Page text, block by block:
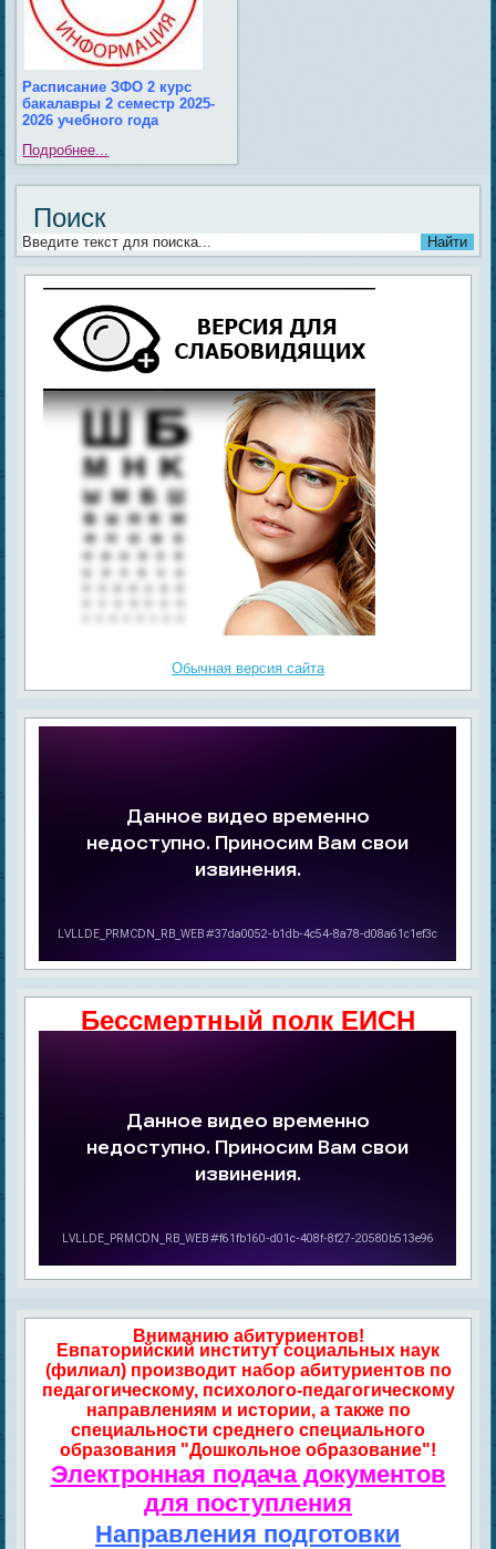
Расписание ЗФО 2 курс
бакалавры 2 семестр 2025-
2026 учебного года
Подробнее...
Поиск
Обычная версия сайта
Бессмертный полк ЕИСН
Вниманию абитуриентов!
Евпаторийский институт социальных наук
(филиал) производит набор абитуриентов по
педагогическому, психолого-педагогическому
направлениям и истории, а также по
специальности среднего специального
образования "Дошкольное образование"!
Электронная подача документов
для поступления
Направления подготовки